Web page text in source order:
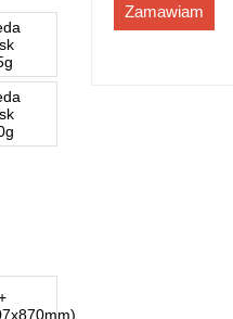
Zamawiam